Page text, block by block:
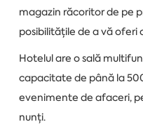
magazin răcoritor de pe
posibilitățile de a vă oferi
Hotelul are o sală
capacitate de până la
evenimente de afaceri,
nunți.